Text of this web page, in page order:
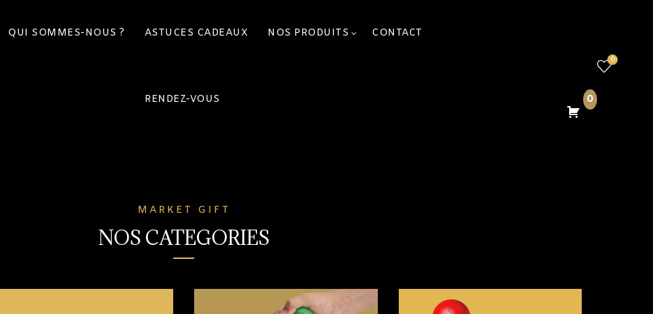
QUI SOMMES-NOUS ? ASTUCES CADEAUX NOS PRODUITS CONTACT
RENDEZ-VOUS 0
0
MARKET GIFT
NOS CATEGORIES